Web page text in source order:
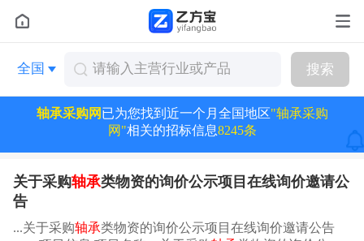
全国 搜索
轴承采购网 已为您找到近一个月全国地区"轴承采购
网"相关的招标信息8245条
关于采购轴承类物资的询价公示项目在线询价邀请公
告
...关于采购轴承类物资的询价公示项目在线询价邀请公告